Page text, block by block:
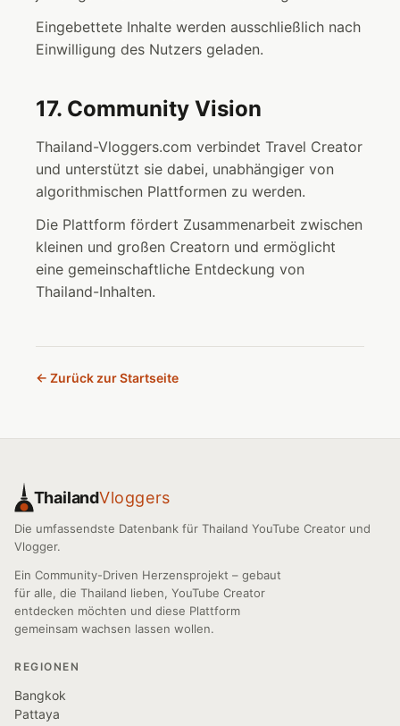
Eingebettete Inhalte werden ausschließlich nach
Einwilligung des Nutzers geladen.
17. Community Vision
Thailand-Vloggers.com verbindet Travel Creator
und unterstützt sie dabei, unabhängiger von
algorithmischen Plattformen zu werden.
Die Plattform fördert Zusammenarbeit zwischen
kleinen und großen Creatorn und ermöglicht
eine gemeinschaftliche Entdeckung von
Thailand-Inhalten.
← Zurück zur Startseite
ThailandVloggers
Die umfassendste Datenbank für Thailand YouTube Creator und
Vlogger.
Ein Community-Driven Herzensprojekt – gebaut
für alle, die Thailand lieben, YouTube Creator
entdecken möchten und diese Plattform
gemeinsam wachsen lassen wollen.
REGIONEN
Bangkok
Pattaya